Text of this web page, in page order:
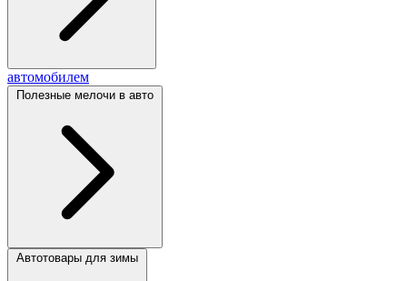
автомобилем
Полезные мелочи в авто
Автотовары для зимы